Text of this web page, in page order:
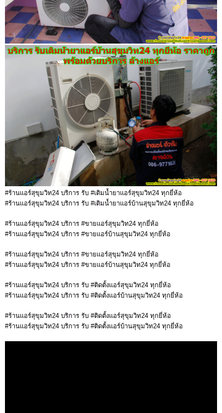
#ร้านแอร์สุขุมวิท24 บริการ รับ #เติมน้ำยาแอร์สุขุมวิท24 ทุกยี่ห้อ
#ร้านแอร์สุขุมวิท24 บริการ รับ #เติมน้ำยาแอร์บ้านสุขุมวิท24 ทุกยี่ห้อ
#ร้านแอร์สุขุมวิท24 บริการ #ขายแอร์สุขุมวิท24 ทุกยี่ห้อ
#ร้านแอร์สุขุมวิท24 บริการ #ขายแอร์บ้านสุขุมวิท24 ทุกยี่ห้อ
#ร้านแอร์สุขุมวิท24 บริการ #ขายแอร์สุขุมวิท24 ทุกยี่ห้อ
#ร้านแอร์สุขุมวิท24 บริการ #ขายแอร์บ้านสุขุมวิท24 ทุกยี่ห้อ
#ร้านแอร์สุขุมวิท24 บริการ รับ #ติดตั้งแอร์สุขุมวิท24 ทุกยี่ห้อ
#ร้านแอร์สุขุมวิท24 บริการ รับ #ติดตั้งแอร์บ้านสุขุมวิท24 ทุกยี่ห้อ
#ร้านแอร์สุขุมวิท24 บริการ รับ #ติดตั้งแอร์สุขุมวิท24 ทุกยี่ห้อ
#ร้านแอร์สุขุมวิท24 บริการ รับ #ติดตั้งแอร์บ้านสุขุมวิท24 ทุกยี่ห้อ